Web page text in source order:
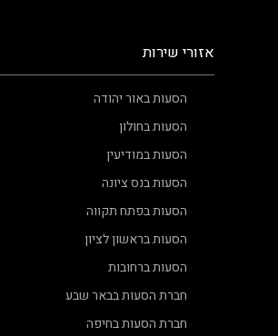
אזורי שירות
הסעות באור יהודה
הסעות בחולון
הסעות במודיעין
הסעות בנס ציונה
הסעות בפתח תקווה
הסעות בראשון לציון
הסעות ברחובות
חברת הסעות בבאר שבע
חברת הסעות בחיפה